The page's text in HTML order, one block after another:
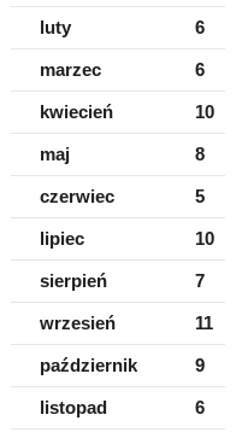
luty 6
marzec 6
kwiecień 10
maj 8
czerwiec 5
lipiec 10
sierpień 7
wrzesień 11
październik 9
listopad 6